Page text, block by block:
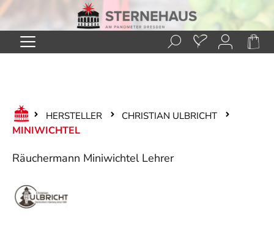
Zum Hauptinhalt springen
HERSTELLER CHRISTIAN ULBRICHT
MINIWICHTEL
Räuchermann Miniwichtel Lehrer